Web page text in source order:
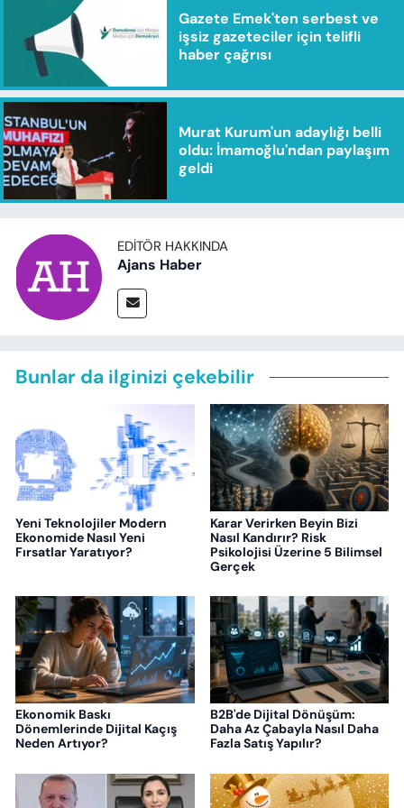
Gazete Emek'ten serbest ve
işsiz gazeteciler için telifli
haber çağrısı
Murat Kurum'un adaylığı belli
oldu: İmamoğlu'ndan paylaşım
geldi
EDITÖR HAKKINDA
Ajans Haber
Bunlar da ilginizi çekebilir
Yeni Teknolojiler Modern
Ekonomide Nasıl Yeni
Fırsatlar Yaratıyor?
Karar Verirken Beyin Bizi
Nasıl Kandırır? Risk
Psikolojisi Üzerine 5 Bilimsel
Gerçek
Ekonomik Baskı
Dönemlerinde Dijital Kaçış
Neden Artıyor?
B2B'de Dijital Dönüşüm:
Daha Az Çabayla Nasıl Daha
Fazla Satış Yapılır?